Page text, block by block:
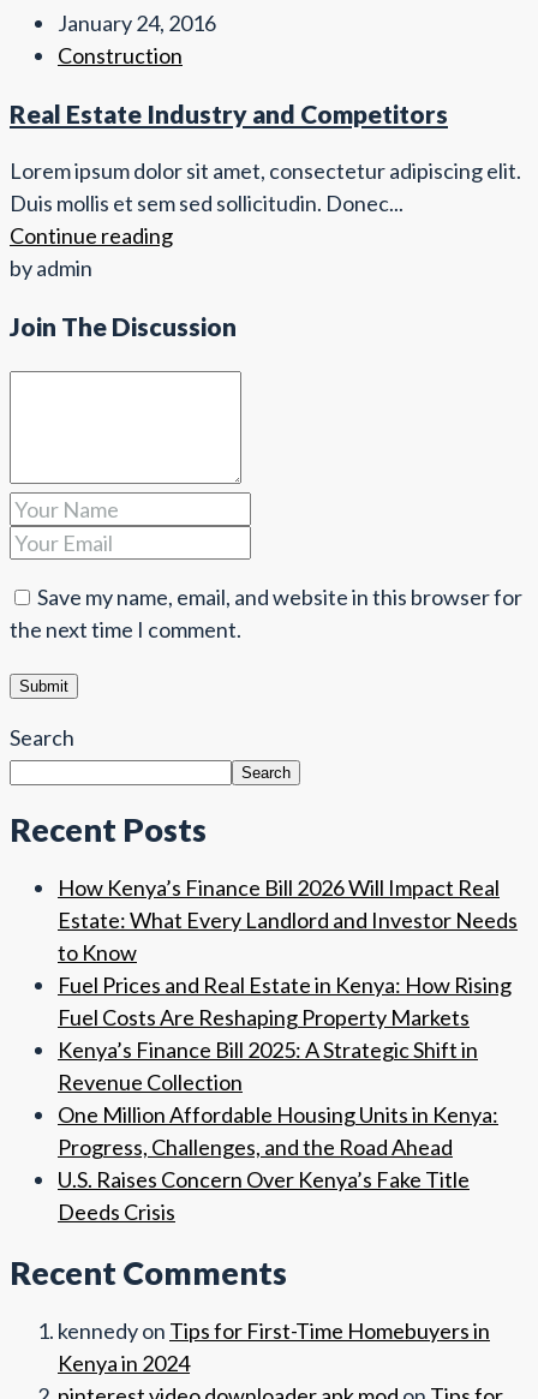
January 24, 2016
Construction
Real Estate Industry and Competitors
Lorem ipsum dolor sit amet, consectetur adipiscing elit.
Duis mollis et sem sed sollicitudin. Donec...
Continue reading
by admin
Join The Discussion
Save my name, email, and website in this browser for
the next time I comment.
Search
Search
Recent Posts
How Kenya’s Finance Bill 2026 Will Impact Real
Estate: What Every Landlord and Investor Needs
to Know
Fuel Prices and Real Estate in Kenya: How Rising
Fuel Costs Are Reshaping Property Markets
Kenya’s Finance Bill 2025: A Strategic Shift in
Revenue Collection
One Million Affordable Housing Units in Kenya:
Progress, Challenges, and the Road Ahead
U.S. Raises Concern Over Kenya’s Fake Title
Deeds Crisis
Recent Comments
kennedyon Tips for First-Time Homebuyers in
Kenya in 2024